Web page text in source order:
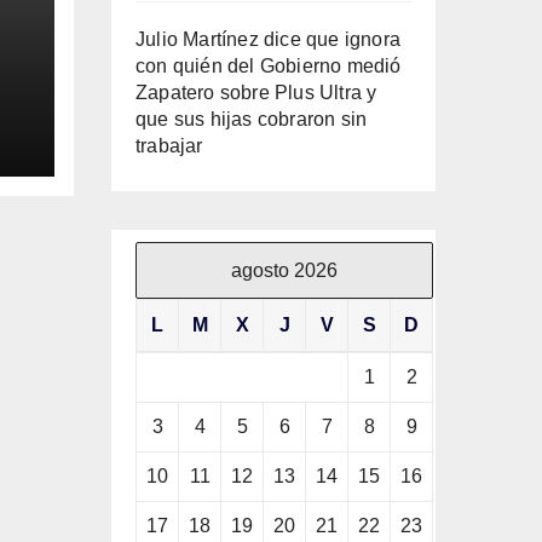
Julio Martínez dice que ignora
con quién del Gobierno medió
Zapatero sobre Plus Ultra y
que sus hijas cobraron sin
trabajar
agosto 2026
L M X J V S D
1 2
3 4 5 6 7 8 9
10 11 12 13 14 15 16
17 18 19 20 21 22 23